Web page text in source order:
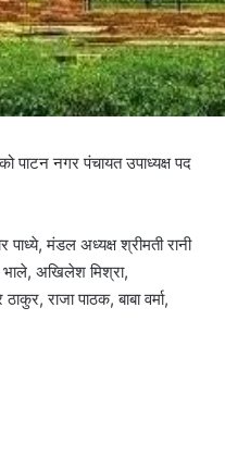
पाटन नगर पंचायत उपाध्यक्ष पद
मंडल अध्यक्ष श्रीमती रानी
भाले, अखिलेश मिश्रा,
राजा पाठक, बाबा वर्मा,